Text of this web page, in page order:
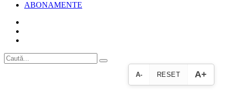
ABONAMENTE
A- RESET A+